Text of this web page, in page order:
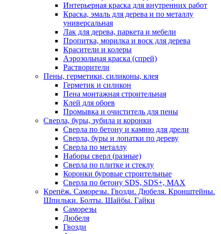
Интерьерная краска для внутренних работ
Краска, эмаль для дерева и по металлу
универсальная
Лак для дерева, паркета и мебели
Пропитка, морилка и воск для дерева
Красители и колеры
Аэрозольная краска (спрей)
Растворители
Пены, герметики, силиконы, клея
Герметик и силикон
Пена монтажная строительная
Клей для обоев
Промывка и очиститель для пены
Сверла, буры, зубила и коронки
Сверла по бетону и камню для дрели
Сверла, буры и лопатки по дереву
Сверла по металлу
Наборы сверл (разные)
Сверла по плитке и стеклу
Коронки буровые строительные
Сверла по бетону SDS, SDS+, MAX
Крепёж. Саморезы. Гвозди. Дюбеля. Кронштейны.
Шпильки. Болты. Шайбы. Гайки
Саморезы
Дюбеля
Гвозди